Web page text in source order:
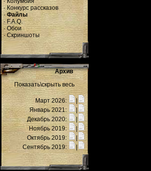
·Конкурс рассказов
·Файлы
·F.A.Q.
· Обои
· Скриншоты
Архив
Показать\скрыть весь
Март 2026:
Январь 2021:
|
Декабрь 2020:
Ноябрь 2019:
Октябрь 2019:
Сентябрь 2019: